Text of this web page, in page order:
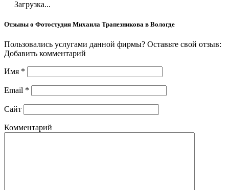
Загрузка...
Отзывы о Фотостудия Михаила Трапезникова в Вологде
Пользовались услугами данной фирмы? Оставьте свой отзыв:
Добавить комментарий
Имя *
Email *
Сайт
Комментарий